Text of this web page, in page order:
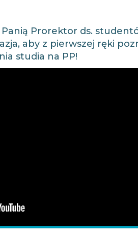
Prorektor ds.
aby z pierwszej ręki
studia na PP!